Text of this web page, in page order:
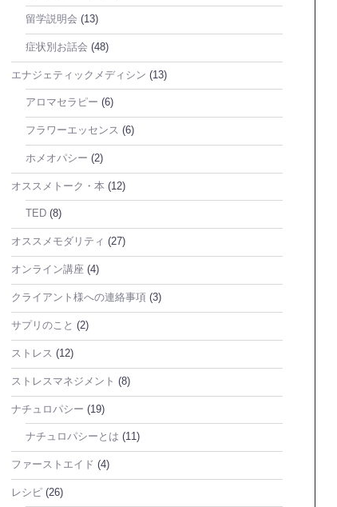
留学説明会 (13)
症状別お話会 (48)
エナジェティックメディシン (13)
アロマセラピー (6)
フラワーエッセンス (6)
ホメオパシー (2)
オススメトーク・本 (12)
TED (8)
オススメモダリティ (27)
オンライン講座 (4)
クライアント様への連絡事項 (3)
サプリのこと (2)
ストレス (12)
ストレスマネジメント (8)
ナチュロパシー (19)
ナチュロパシーとは (11)
ファーストエイド (4)
レシピ (26)